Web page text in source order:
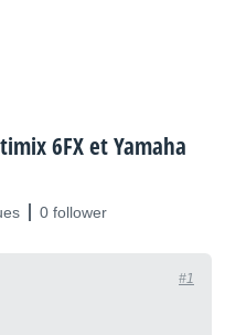
6FX et Yamaha
0 follower
#1